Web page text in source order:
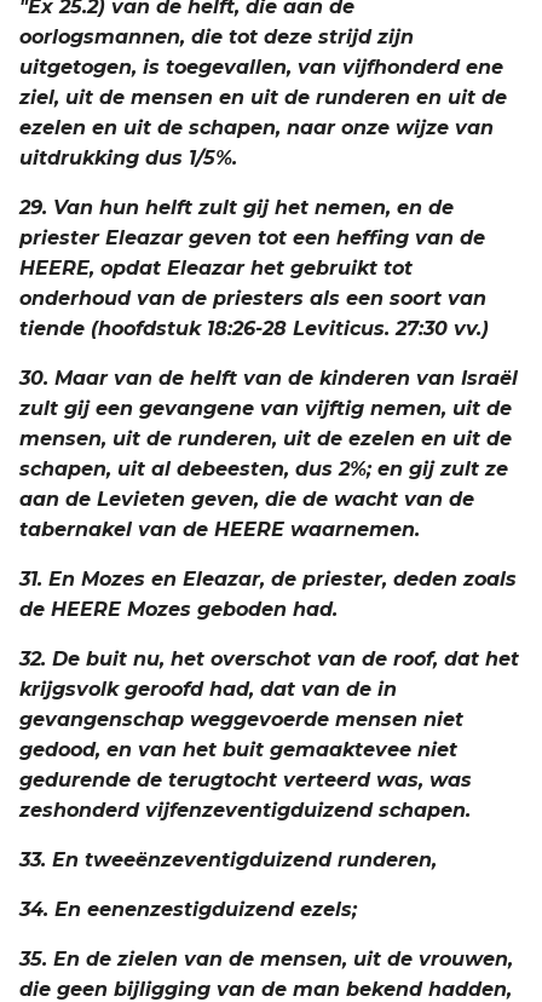
"Ex 25.2) van de helft, die aan de
oorlogsmannen, die tot deze strijd zijn
uitgetogen, is toegevallen, van vijfhonderd ene
ziel, uit de mensen en uit de runderen en uit de
ezelen en uit de schapen, naar onze wijze van
uitdrukking dus 1/5%.
29. Van hun helft zult gij het nemen, en de
priester Eleazar geven tot een heffing van de
HEERE, opdat Eleazar het gebruikt tot
onderhoud van de priesters als een soort van
tiende (hoofdstuk 18:26-28 Leviticus. 27:30 vv.)
30. Maar van de helft van de kinderen van Israël
zult gij een gevangene van vijftig nemen, uit de
mensen, uit de runderen, uit de ezelen en uit de
schapen, uit al debeesten, dus 2%; en gij zult ze
aan de Levieten geven, die de wacht van de
tabernakel van de HEERE waarnemen.
31. En Mozes en Eleazar, de priester, deden zoals
de HEERE Mozes geboden had.
32. De buit nu, het overschot van de roof, dat het
krijgsvolk geroofd had, dat van de in
gevangenschap weggevoerde mensen niet
gedood, en van het buit gemaaktevee niet
gedurende de terugtocht verteerd was, was
zeshonderd vijfenzeventigduizend schapen.
33. En tweeënzeventigduizend runderen,
34. En eenenzestigduizend ezels;
35. En de zielen van de mensen, uit de vrouwen,
die geen bijligging van de man bekend hadden,